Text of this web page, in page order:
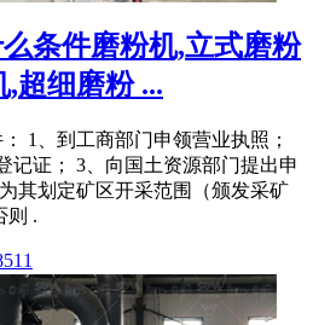
条件磨粉机,立式磨粉
超细磨粉 ...
1、到工商部门申领营业执照；
记证； 3、向国土资源部门提出申
其划定矿区开采范围（颁发采矿
则 .